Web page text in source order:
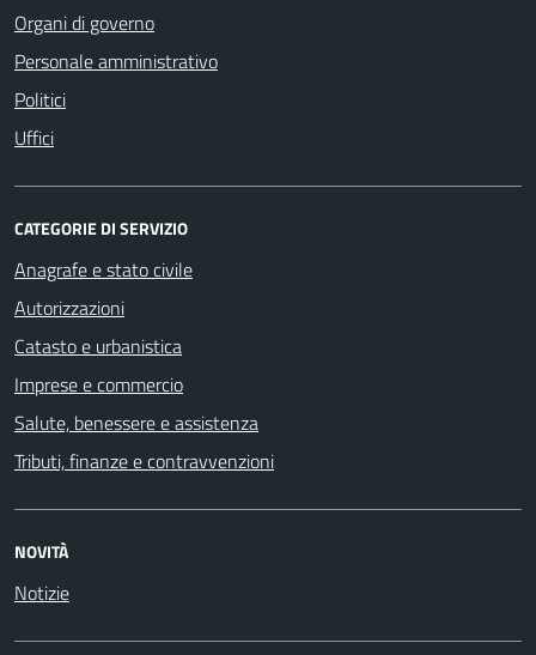
Organi di governo
Personale amministrativo
Politici
Uffici
CATEGORIE DI SERVIZIO
Anagrafe e stato civile
Autorizzazioni
Catasto e urbanistica
Imprese e commercio
Salute, benessere e assistenza
Tributi, finanze e contravvenzioni
NOVITÀ
Notizie